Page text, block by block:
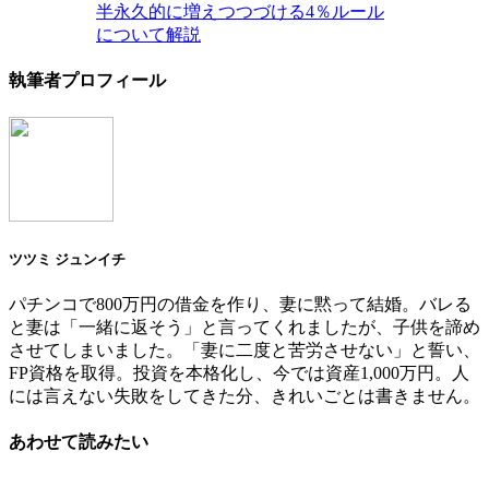
半永久的に増えつつづける4％ルール
について解説
執筆者プロフィール
ツツミ ジュンイチ
パチンコで800万円の借金を作り、妻に黙って結婚。バレる
と妻は「一緒に返そう」と言ってくれましたが、子供を諦め
させてしまいました。「妻に二度と苦労させない」と誓い、
FP資格を取得。投資を本格化し、今では資産1,000万円。人
には言えない失敗をしてきた分、きれいごとは書きません。
あわせて読みたい